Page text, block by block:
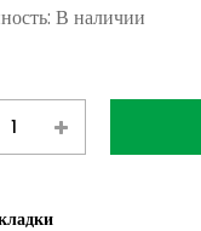
В наличии